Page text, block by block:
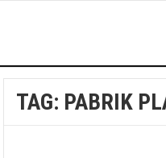
TAG: PABRIK